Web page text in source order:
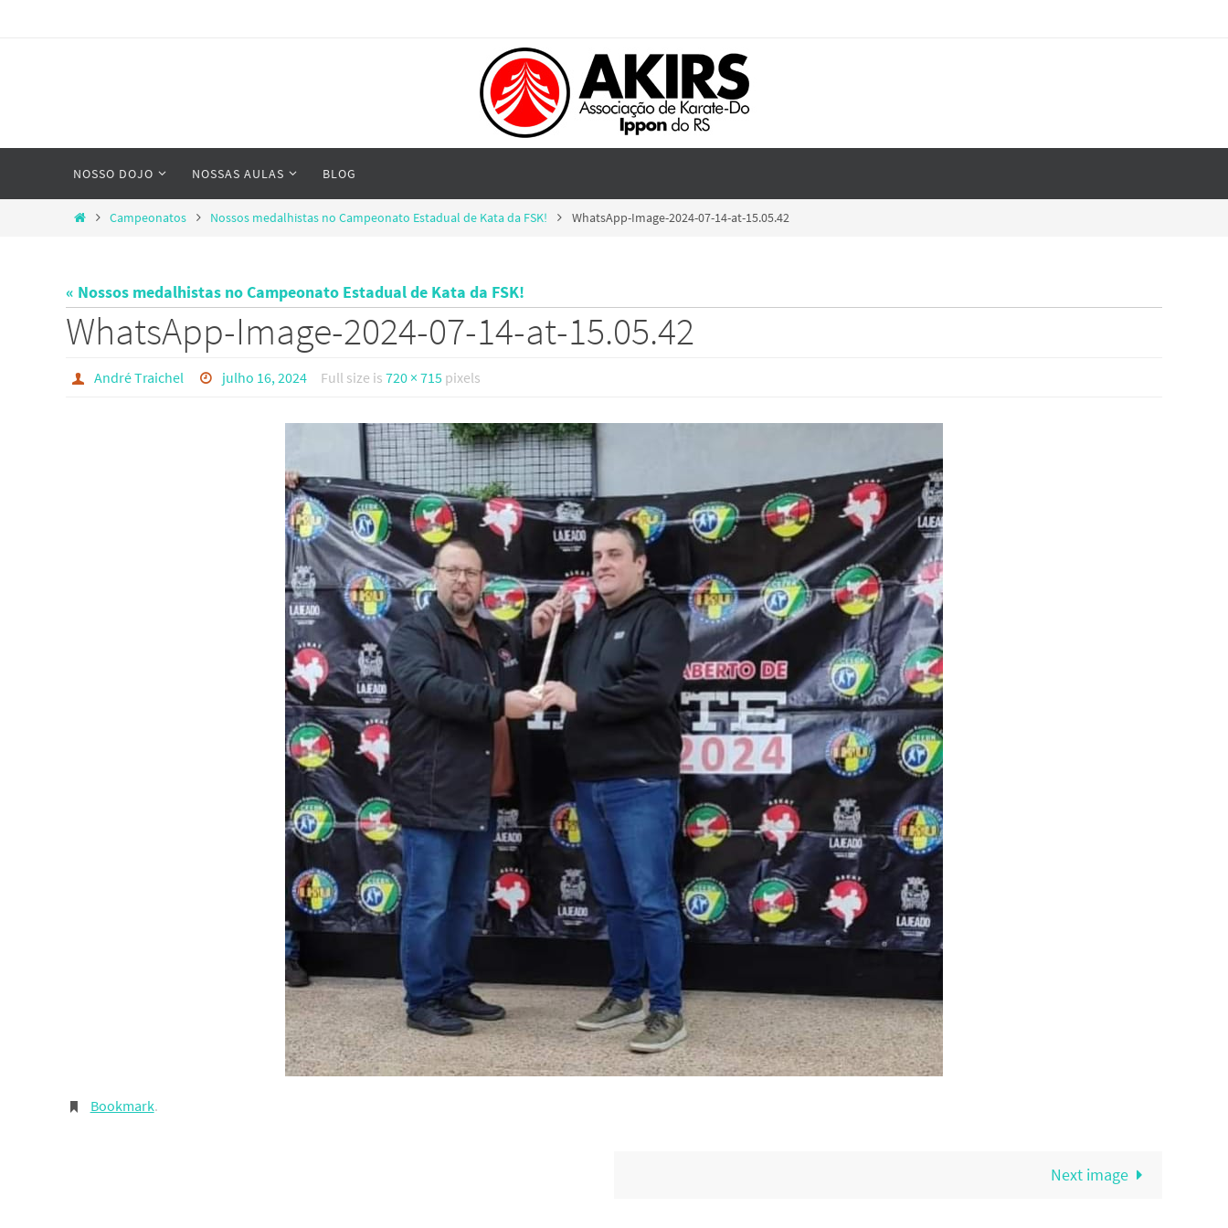
content
NOSSO DOJO NOSSAS AULAS BLOG
HomeCampeonatos Nossos medalhistas no Campeonato Estadual de Kata da FSK! WhatsApp-Image-2024-07-14-at-15.05.42
« Nossos medalhistas no Campeonato Estadual de Kata da FSK!
WhatsApp-Image-2024-07-14-at-15.05.42
André Traichel julho 16, 2024 Full size is720 × 715 pixels
Bookmark.
Next image